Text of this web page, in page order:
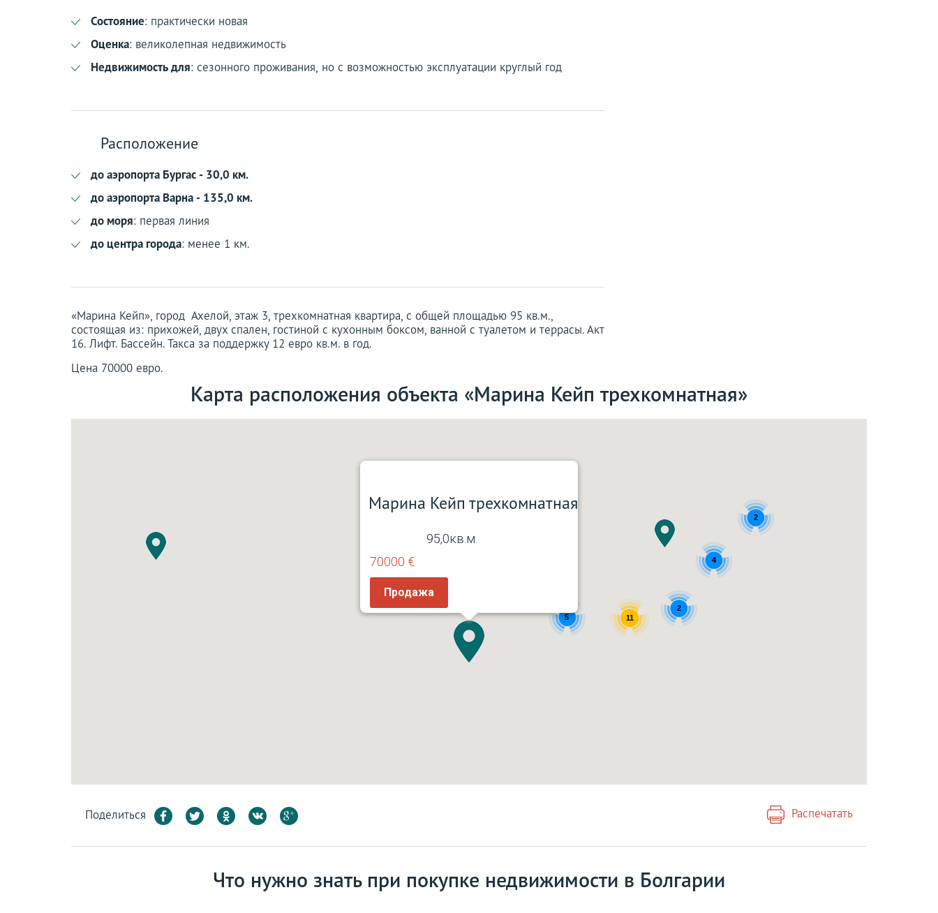
Состояние: практически новая
Оценка: великолепная недвижимость
Недвижимость для: сезонного проживания, но с возможностью эксплуатации круглый год
Расположение
до аэропорта Бургас - 30,0 км.
до аэропорта Варна - 135,0 км.
до моря: первая линия
до центра города: менее 1 км.
«Марина Кейп», город Ахелой, этаж 3, трехкомнатная квартира, с общей площадью 95 кв.м.,
состоящая из: прихожей, двух спален, гостиной с кухонным боксом, ванной с туалетом и террасы. Акт
16. Лифт. Бассейн. Такса за поддержку 12 евро кв.м. в год.
Цена 70000 евро.
Карта расположения объекта «Марина Кейп трехкомнатная»
5 11
2
4
2
Марина Кейп трехкомнатная
95,0кв.м.
70000 €
Продажа
Поделиться Распечатать
Что нужно знать при покупке недвижимости в Болгарии